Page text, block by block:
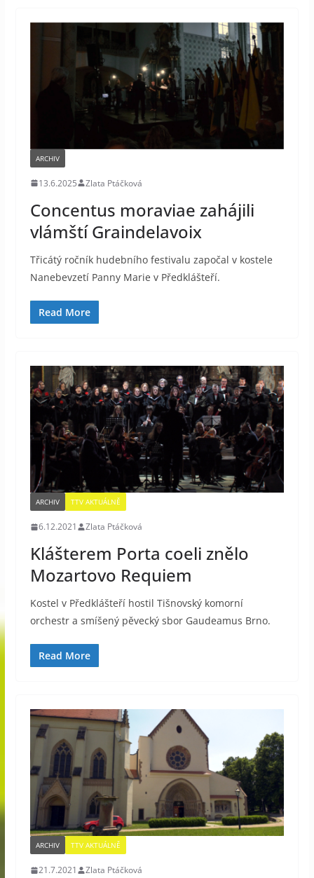
ARCHIV
13.6.2025 Zlata Ptáčková
Concentus moraviae zahájili
vlámští Graindelavoix
Třicátý ročník hudebního festivalu započal v kostele
Nanebevzetí Panny Marie v Předklášteří.
Read More
ARCHIV TTV AKTUÁLNĚ
6.12.2021 Zlata Ptáčková
Klášterem Porta coeli znělo
Mozartovo Requiem
Kostel v Předklášteří hostil Tišnovský komorní
orchestr a smíšený pěvecký sbor Gaudeamus Brno.
Read More
ARCHIV TTV AKTUÁLNĚ
21.7.2021 Zlata Ptáčková